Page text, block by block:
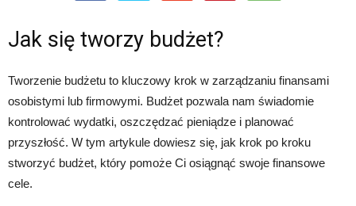
Jak się tworzy budżet?
Tworzenie budżetu to kluczowy krok w zarządzaniu finansami
osobistymi lub firmowymi. Budżet pozwala nam świadomie
kontrolować wydatki, oszczędzać pieniądze i planować
przyszłość. W tym artykule dowiesz się, jak krok po kroku
stworzyć budżet, który pomoże Ci osiągnąć swoje finansowe
cele.